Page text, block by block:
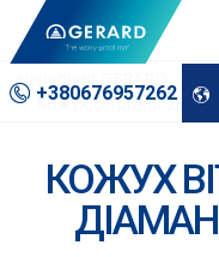
+380676­957262
Черепиця GERARD
Кожух Вітрової
КОЖУХ